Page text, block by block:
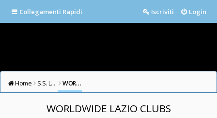
Collegamenti Rapidi Login
Iscriviti
Home S.S. LAZIO FORUM WORLDWIDE LAZIO CLUBS
WORLDWIDE LAZIO CLUBS